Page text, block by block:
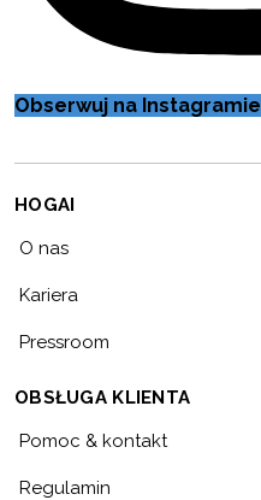
Obserwuj na Instagramie
HOGAI
O nas
Kariera
Pressroom
OBSŁUGA KLIENTA
Pomoc & kontakt
Regulamin